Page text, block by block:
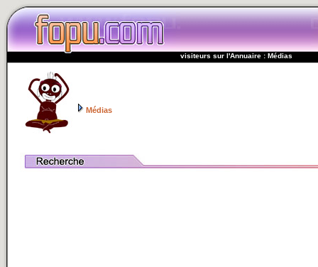
visiteurs sur l'Annuaire : Médias
Médias